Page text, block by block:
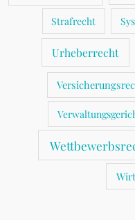
Strafrecht
Urheberrecht